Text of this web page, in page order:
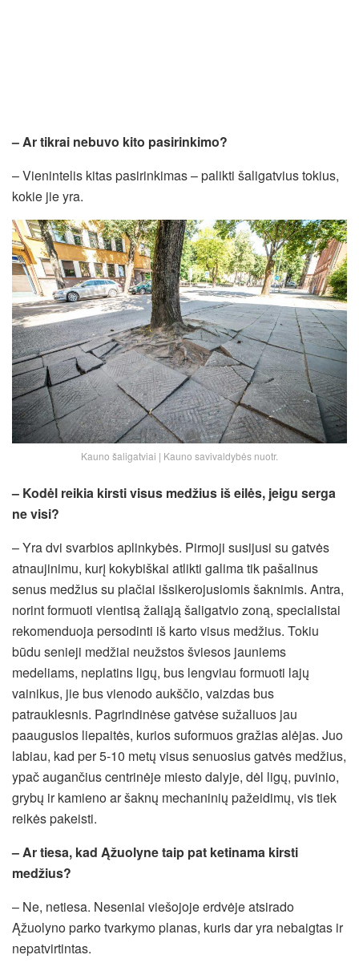
– Ar tikrai nebuvo kito pasirinkimo?
– Vienintelis kitas pasirinkimas – palikti šaligatvius tokius,
kokie jie yra.
Kauno šaligatviai | Kauno savivaldybės nuotr.
– Kodėl reikia kirsti visus medžius iš eilės, jeigu serga
ne visi?
– Yra dvi svarbios aplinkybės. Pirmoji susijusi su gatvės
atnaujinimu, kurį kokybiškai atlikti galima tik pašalinus
senus medžius su plačiai išsikerojusiomis šaknimis. Antra,
norint formuoti vientisą žaliąją šaligatvio zoną, specialistai
rekomenduoja persodinti iš karto visus medžius. Tokiu
būdu senieji medžiai neužstos šviesos jauniems
medeliams, neplatins ligų, bus lengviau formuoti lajų
vainikus, jie bus vienodo aukščio, vaizdas bus
patrauklesnis. Pagrindinėse gatvėse sužaliuos jau
paaugusios liepaitės, kurios suformuos gražias alėjas. Juo
labiau, kad per 5-10 metų visus senuosius gatvės medžius,
ypač augančius centrinėje miesto dalyje, dėl ligų, puvinio,
grybų ir kamieno ar šaknų mechaninių pažeidimų, vis tiek
reikės pakeisti.
– Ar tiesa, kad Ąžuolyne taip pat ketinama kirsti
medžius?
– Ne, netiesa. Neseniai viešojoje erdvėje atsirado
Ąžuolyno parko tvarkymo planas, kuris dar yra nebaigtas ir
nepatvirtintas.